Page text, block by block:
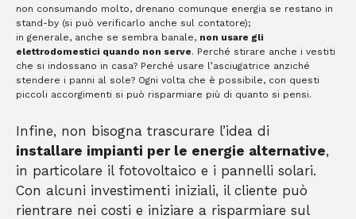
non consumando molto, drenano comunque energia se restano in
stand-by (si può verificarlo anche sul contatore);
in generale, anche se sembra banale, non usare gli
elettrodomestici quando non serve. Perché stirare anche i vestiti
che si indossano in casa? Perché usare l’asciugatrice anziché
stendere i panni al sole? Ogni volta che è possibile, con questi
piccoli accorgimenti si può risparmiare più di quanto si pensi.
Infine, non bisogna trascurare l’idea di
installare impianti per le energie alternative,
in particolare il fotovoltaico e i pannelli solari.
Con alcuni investimenti iniziali, il cliente può
rientrare nei costi e iniziare a risparmiare sul